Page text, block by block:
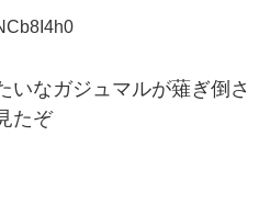
いなガジュマルが薙ぎ倒さ
たぞ